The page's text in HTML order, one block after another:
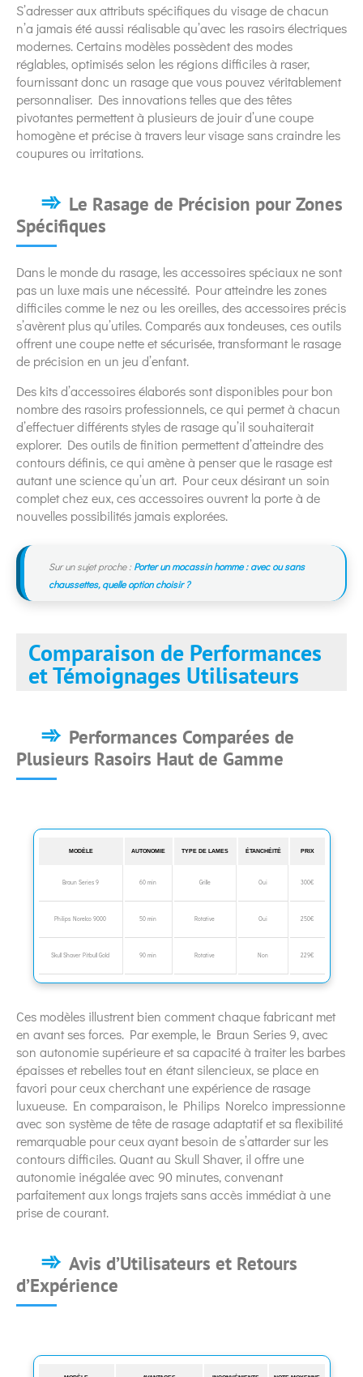
S’adresser aux attributs spécifiques du visage de chacun
n’a jamais été aussi réalisable qu’avec les rasoirs électriques
modernes. Certains modèles possèdent des modes
réglables, optimisés selon les régions difficiles à raser,
fournissant donc un rasage que vous pouvez véritablement
personnaliser. Des innovations telles que des têtes
pivotantes permettent à plusieurs de jouir d’une coupe
homogène et précise à travers leur visage sans craindre les
coupures ou irritations.
Le Rasage de Précision pour Zones
Spécifiques
Dans le monde du rasage, les accessoires spéciaux ne sont
pas un luxe mais une nécessité. Pour atteindre les zones
difficiles comme le nez ou les oreilles, des accessoires précis
s’avèrent plus qu’utiles. Comparés aux tondeuses, ces outils
offrent une coupe nette et sécurisée, transformant le rasage
de précision en un jeu d’enfant.
Des kits d’accessoires élaborés sont disponibles pour bon
nombre des rasoirs professionnels, ce qui permet à chacun
d’effectuer différents styles de rasage qu’il souhaiterait
explorer. Des outils de finition permettent d’atteindre des
contours définis, ce qui amène à penser que le rasage est
autant une science qu’un art. Pour ceux désirant un soin
complet chez eux, ces accessoires ouvrent la porte à de
nouvelles possibilités jamais explorées.
Sur un sujet proche : Porter un mocassin homme : avec ou sans
chaussettes, quelle option choisir ?
Comparaison de Performances
et Témoignages Utilisateurs
Performances Comparées de
Plusieurs Rasoirs Haut de Gamme
MODÈLE AUTONOMIE TYPE DE LAMES ÉTANCHÉITÉ PRIX
Braun Series 9 60 min Grille Oui 300€
Philips Norelco 9000 50 min Rotative Oui 250€
Skull Shaver Pitbull Gold 90 min Rotative Non 229€
Ces modèles illustrent bien comment chaque fabricant met
en avant ses forces. Par exemple, le Braun Series 9, avec
son autonomie supérieure et sa capacité à traiter les barbes
épaisses et rebelles tout en étant silencieux, se place en
favori pour ceux cherchant une expérience de rasage
luxueuse. En comparaison, le Philips Norelco impressionne
avec son système de tête de rasage adaptatif et sa flexibilité
remarquable pour ceux ayant besoin de s’attarder sur les
contours difficiles. Quant au Skull Shaver, il offre une
autonomie inégalée avec 90 minutes, convenant
parfaitement aux longs trajets sans accès immédiat à une
prise de courant.
Avis d’Utilisateurs et Retours
d’Expérience